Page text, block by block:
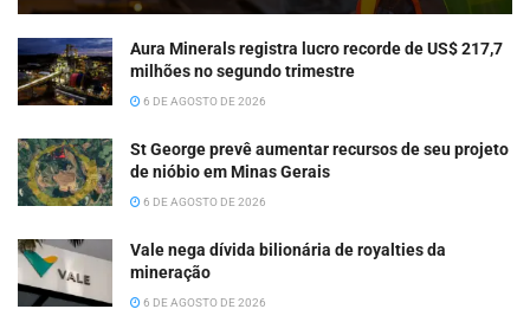
Aura Minerals registra lucro recorde de US$ 217,7
milhões no segundo trimestre
6 DE AGOSTO DE 2026
St George prevê aumentar recursos de seu projeto
de nióbio em Minas Gerais
6 DE AGOSTO DE 2026
Vale nega dívida bilionária de royalties da
mineração
6 DE AGOSTO DE 2026